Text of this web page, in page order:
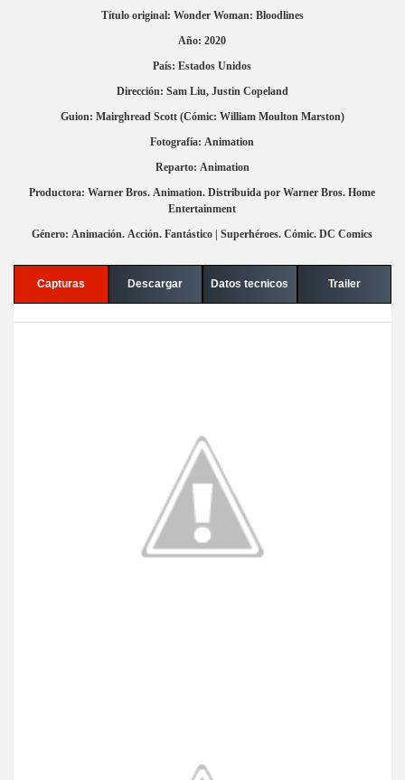
Título original: Wonder Woman: Bloodlines
Año: 2020
País: Estados Unidos
Dirección: Sam Liu, Justin Copeland
Guion: Mairghread Scott (Cómic: William Moulton Marston)
Fotografía: Animation
Reparto: Animation
Productora: Warner Bros. Animation. Distribuida por Warner Bros. Home
Entertainment
Género: Animación. Acción. Fantástico | Superhéroes. Cómic. DC Comics
Capturas Descargar Datos tecnicos Trailer